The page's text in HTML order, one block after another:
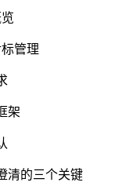
管理
架
清的三个关键